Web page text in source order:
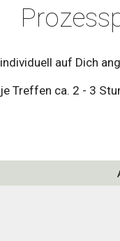
individuell auf Dich
je Treffen ca. 2 - 3